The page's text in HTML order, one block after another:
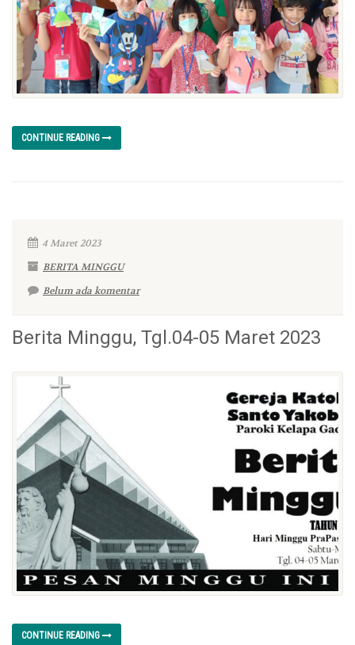
CONTINUE READING
4 Maret 2023
BERITA MINGGU
Belum ada komentar
Berita Minggu, Tgl.04-05 Maret 2023
CONTINUE READING